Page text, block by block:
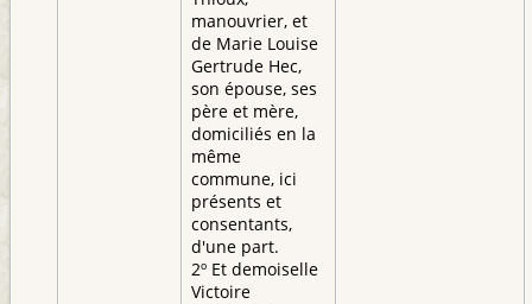
manouvrier, et
de Marie Louise
Gertrude Hec,
son épouse, ses
père et mère,
domiciliés en la
même
commune, ici
présents et
consentants,
d'une part.
2º Et demoiselle
Victoire